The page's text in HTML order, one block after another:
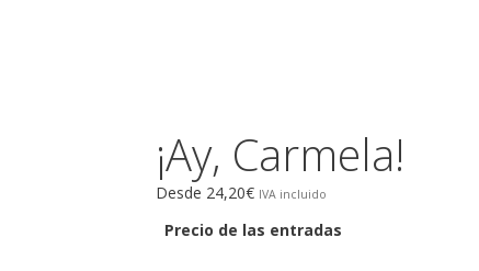
¡Ay, Carmela!
Desde 24,20€
Precio de las entradas